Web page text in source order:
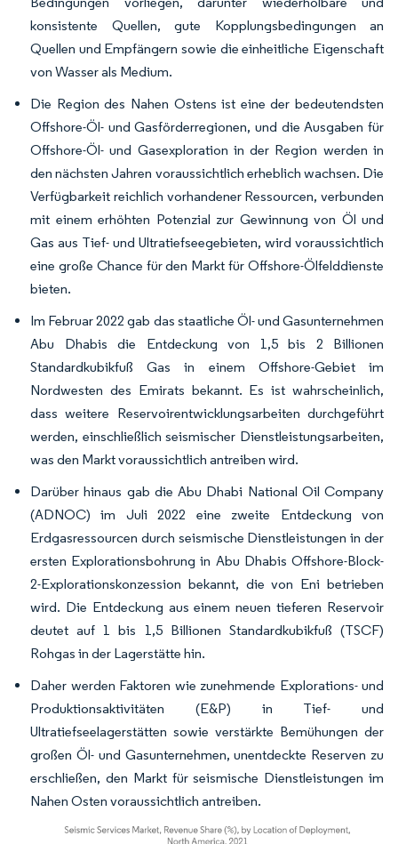
konsistente Quellen, gute Kopplungsbedingungen an
Quellen und Empfängern sowie die einheitliche Eigenschaft
von Wasser als Medium.
Die Region des Nahen Ostens ist eine der bedeutendsten
Offshore-Öl- und Gasförderregionen, und die Ausgaben für
Offshore-Öl- und Gasexploration in der Region werden in
den nächsten Jahren voraussichtlich erheblich wachsen. Die
Verfügbarkeit reichlich vorhandener Ressourcen, verbunden
mit einem erhöhten Potenzial zur Gewinnung von Öl und
Gas aus Tief- und Ultratiefseegebieten, wird voraussichtlich
eine große Chance für den Markt für Offshore-Ölfelddienste
bieten.
Im Februar 2022 gab das staatliche Öl- und Gasunternehmen
Abu Dhabis die Entdeckung von 1,5 bis 2 Billionen
Standardkubikfuß Gas in einem Offshore-Gebiet im
Nordwesten des Emirats bekannt. Es ist wahrscheinlich,
dass weitere Reservoirentwicklungsarbeiten durchgeführt
werden, einschließlich seismischer Dienstleistungsarbeiten,
was den Markt voraussichtlich antreiben wird.
Darüber hinaus gab die Abu Dhabi National Oil Company
(ADNOC) im Juli 2022 eine zweite Entdeckung von
Erdgasressourcen durch seismische Dienstleistungen in der
ersten Explorationsbohrung in Abu Dhabis Offshore-Block-
2-Explorationskonzession bekannt, die von Eni betrieben
wird. Die Entdeckung aus einem neuen tieferen Reservoir
deutet auf 1 bis 1,5 Billionen Standardkubikfuß (TSCF)
Rohgas in der Lagerstätte hin.
Daher werden Faktoren wie zunehmende Explorations- und
Produktionsaktivitäten (E&P) in Tief- und
Ultratiefseelagerstätten sowie verstärkte Bemühungen der
großen Öl- und Gasunternehmen, unentdeckte Reserven zu
erschließen, den Markt für seismische Dienstleistungen im
Nahen Osten voraussichtlich antreiben.